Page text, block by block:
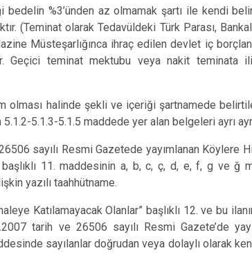
%3’ünden az olmamak şartı ile kendi
(Teminat olarak Tedavüldeki Türk Parası,
Müsteşarlığınca ihraç edilen devlet iç
Geçici teminat mektubu veya nakit teminata
olması halinde şekli ve içeriği şartnamede
5.1.3-5.1.5 maddede yer alan belgeleri ayrı
sayılı Resmi Gazetede yayımlanan Köylere
başlıklı 11. maddesinin a, b, c, ç, d, e, f, g ve ğ
yazılı taahhütname.
Katılamayacak Olanlar” başlıklı 12. ve bu
tarih ve 26506 sayılı Resmi Gazete’de
sayılanlar doğrudan veya dolaylı olarak